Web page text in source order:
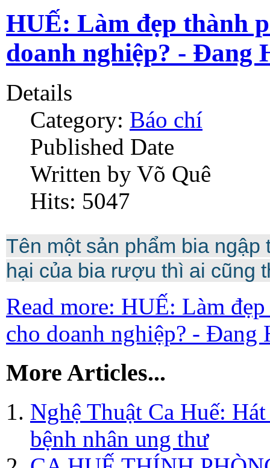
HUẾ: Làm đẹp thành
doanh nghiệp? - Đang
Details
Category: Báo chí
Published Date
Written by Võ Quê
Hits: 5047
Tên một sản phẩm bia
hại của bia rượu thì ai cũng
Read more: HUẾ: Làm
cho doanh nghiệp? - Đang
More Articles...
Nghệ Thuật Ca Huế:
bệnh nhân ung thư